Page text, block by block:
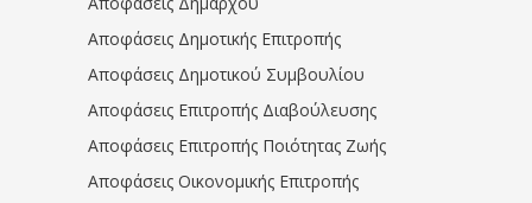
Αποφάσεις Δημοτικής Επιτροπής
Αποφάσεις Δημοτικού Συμβουλίου
Αποφάσεις Επιτροπής Διαβούλευσης
Αποφάσεις Επιτροπής Ποιότητας Ζωής
Αποφάσεις Οικονομικής Επιτροπής